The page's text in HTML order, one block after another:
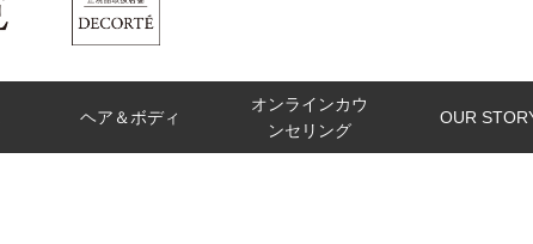
ヘア＆ボディ
オンラインカウ
ンセリング
OUR